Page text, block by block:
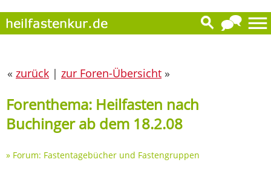
« zurück | zur Foren-Übersicht »
Forenthema: Heilfasten nach
Buchinger ab dem 18.2.08
» Forum: Fastentagebücher und Fastengruppen